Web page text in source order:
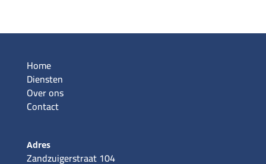
Home
Diensten
Over ons
Contact
Adres
Zandzuigerstraat 104